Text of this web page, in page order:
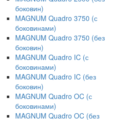
боковин)
MAGNUM Quadro 3750 (с
боковинами)
MAGNUM Quadro 3750 (без
боковин)
MAGNUM Quadro IC (с
боковинами)
MAGNUM Quadro IC (без
боковин)
MAGNUM Quadro OC (с
боковинами)
MAGNUM Quadro OC (без